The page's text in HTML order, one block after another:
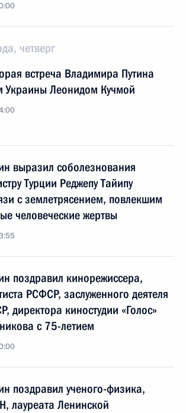
четверг
встреча Владимира Путина
Украины Леонидом Кучмой
выразил соболезнования
Турции Реджепу Тайипу
с землетрясением, повлекшим
человеческие жертвы
поздравил кинорежиссера,
РСФСР, заслуженного деятеля
директора киностудии «Голос»
с 75-летием
поздравил ученого-физика,
лауреата Ленинской